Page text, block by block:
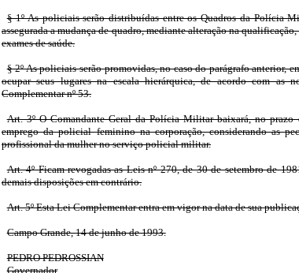
§ 1º As policiais serão distribuídas entre os Quadros da Polícia
assegurada a mudança de quadro, mediante alteração na
exames de saúde.
§ 2º As policiais serão promovidas, no caso do parágrafo anterior,
ocupar seus lugares na escala hierárquica, de acordo com as
Complementar nº 53.
Art. 3º O Comandante Geral da Polícia Militar baixará, no prazo
emprego da policial feminino na corporação, considerando as
profissional da mulher no serviço policial militar.
Art. 4º Ficam revogadas as Leis nº 270, de 30 de setembro de
demais disposições em contrário.
Art. 5º Esta Lei Complementar entra em vigor na data de sua
Campo Grande, 14 de junho de 1993.
PEDRO PEDROSSIAN
Governador